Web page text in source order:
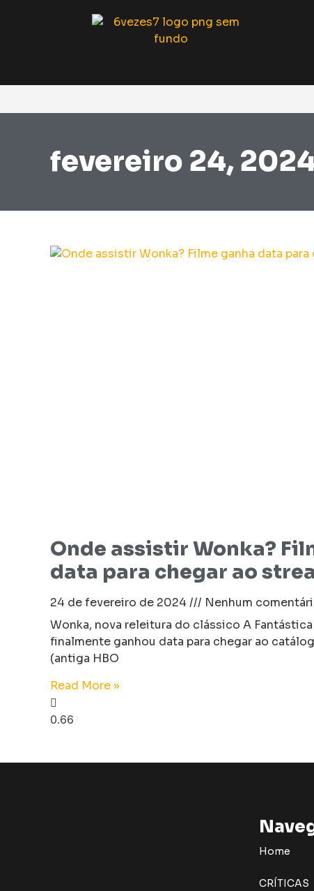
fevereiro 24,
Onde assistir Wonka?
data para chegar ao
24 de fevereiro de 2024
Nenhum
Wonka, nova releitura do clássico A
finalmente ganhou data para chegar ao
(antiga HBO
Read More »
Home
CRÍTICAS